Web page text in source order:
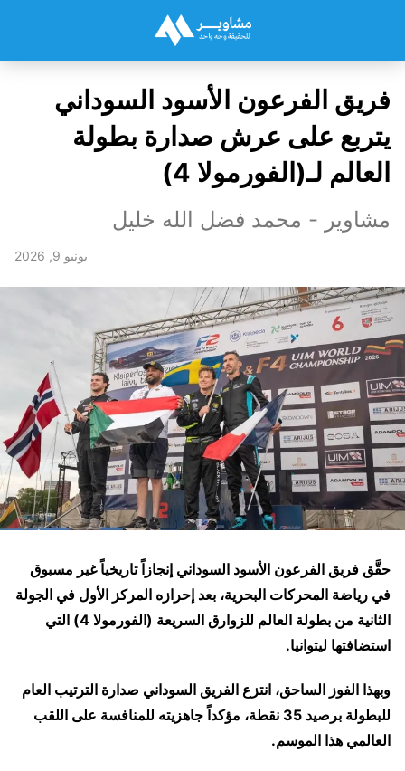
فريق الفرعون الأسود السوداني
يتربع على عرش صدارة بطولة
العالم لـ(الفورمولا 4)
مشاوير - محمد فضل الله خليل
يونيو 9, 2026
حقَّق فريق الفرعون الأسود السوداني إنجازاً تاريخياً غير مسبوق
في رياضة المحركات البحرية، بعد إحرازه المركز الأول في الجولة
الثانية من بطولة العالم للزوارق السريعة (الفورمولا 4) التي
استضافتها ليتوانيا.
وبهذا الفوز الساحق، انتزع الفريق السوداني صدارة الترتيب العام
للبطولة برصيد 35 نقطة، مؤكداً جاهزيته للمنافسة على اللقب
العالمي هذا الموسم.